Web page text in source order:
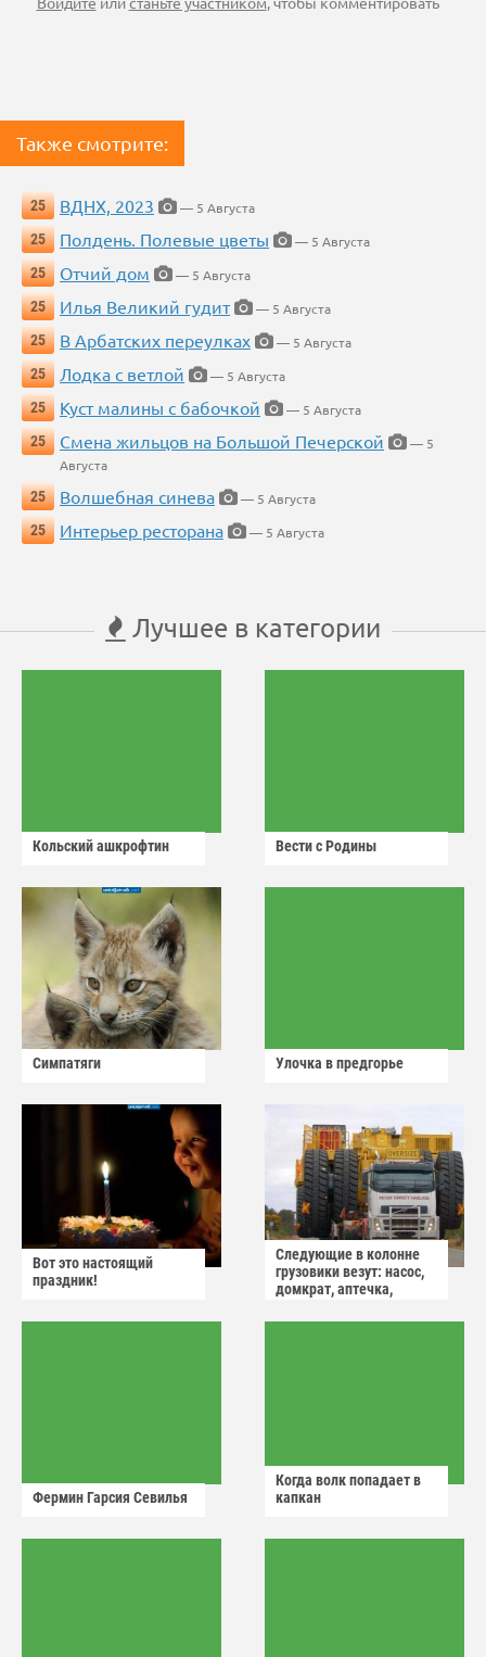
Также смотрите:
25 ВДНХ, 2023
— 5 Августа
25
Полдень. Полевые цветы
— 5 Августа
25
Отчий дом
— 5 Августа
25
Илья Великий гудит
— 5 Августа
25
В Арбатских переулках
— 5 Августа
25
Лодка с ветлой
— 5 Августа
25
Куст малины с бабочкой
— 5 Августа
25
Смена жильцов на Большой Печерской
— 5
Августа
25
Волшебная синева
— 5 Августа
25
Интерьер ресторана — 5 Августа
Лучшее в категории
Кольский ашкрофтин Вести с Родины
Симпатяги Улочка в предгорье
Вот это настоящий
праздник!
Следующие в колонне
грузовики везут: насос,
домкрат, аптечка,
Фермин Гарсия Севилья
Когда волк попадает в
капкан